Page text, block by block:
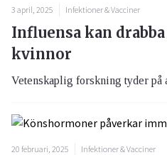
3 april, 2025 Infektioner & Vacciner
Influensa kan
kvinnor
Vetenskaplig forskning tyder på
20 februari, 2025 Infektioner & Vacciner